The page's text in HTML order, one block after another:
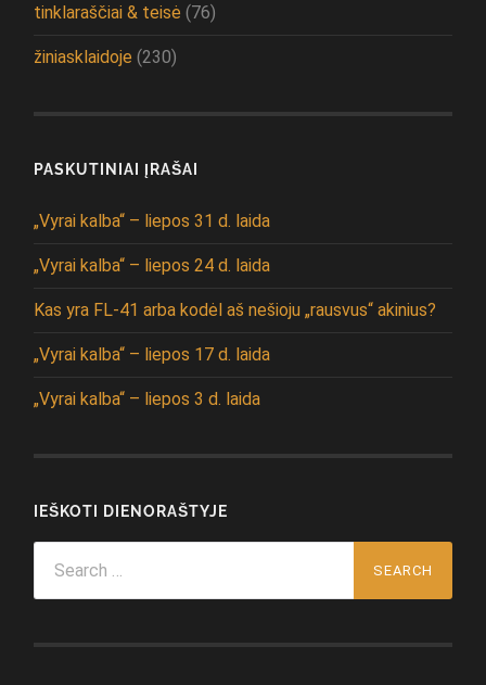
tinklaraščiai & teisė (76)
žiniasklaidoje (230)
PASKUTINIAI ĮRAŠAI
„Vyrai kalba“ – liepos 31 d. laida
„Vyrai kalba“ – liepos 24 d. laida
Kas yra FL-41 arba kodėl aš nešioju „rausvus“ akinius?
„Vyrai kalba“ – liepos 17 d. laida
„Vyrai kalba“ – liepos 3 d. laida
IEŠKOTI DIENORAŠTYJE
for: